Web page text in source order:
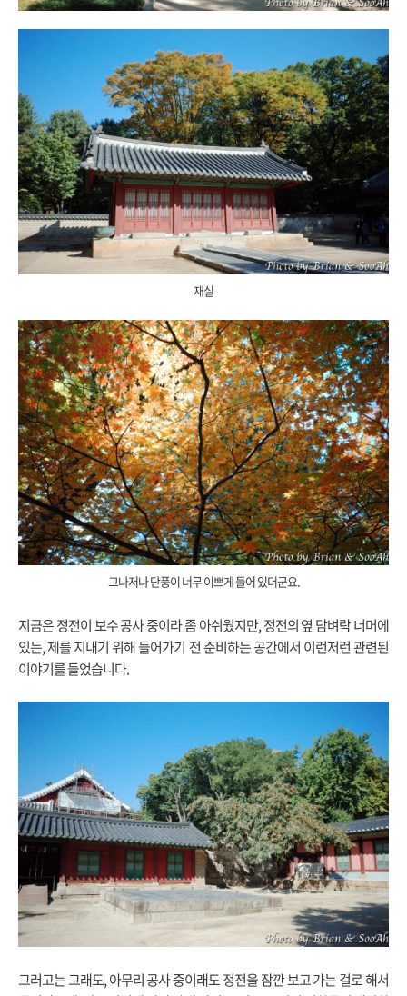
재실
그나저나 단풍이 너무 이쁘게 들어 있더군요.
지금은 정전이 보수 공사 중이라 좀 아쉬웠지만, 정전의 옆 담벼락 너머에
있는, 제를 지내기 위해 들어가기 전 준비하는 공간에서 이런저런 관련된
이야기를 들었습니다.
그러고는 그래도, 아무리 공사 중이래도 정전을 잠깐 보고 가는 걸로 해서